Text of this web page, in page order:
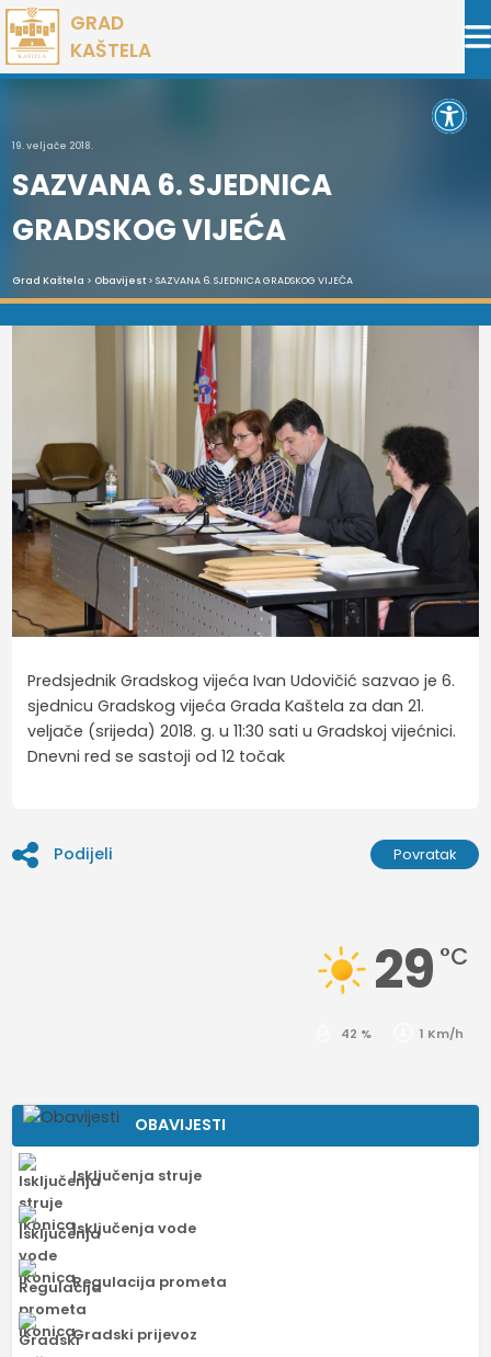
Preskoči
na
sadržaj
GRAD
KAŠTELA
19. veljače 2018.
SAZVANA 6. SJEDNICA
GRADSKOG VIJEĆA
Grad Kaštela > Obavijest> SAZVANA 6. SJEDNICA GRADSKOG VIJEĆA
Predsjednik Gradskog vijeća Ivan Udovičić sazvao je 6.
sjednicu Gradskog vijeća Grada Kaštela za dan 21.
veljače (srijeda) 2018. g. u 11:30 sati u Gradskoj vijećnici.
Dnevni red se sastoji od 12 točak
Podijeli Povratak
29 °C
42 % 1 Km/h
OBAVIJESTI
Isključenja struje
Isključenja vode
Regulacija prometa
Gradski prijevoz